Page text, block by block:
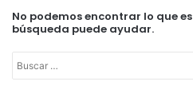
No podemos encontrar lo que
búsqueda puede ayudar.